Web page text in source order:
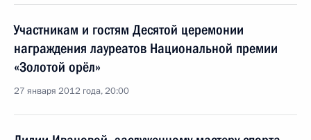
Участникам и гостям Десятой церемонии
награждения лауреатов Национальной премии
«Золотой орёл»
27 января 2012 года, 20:00